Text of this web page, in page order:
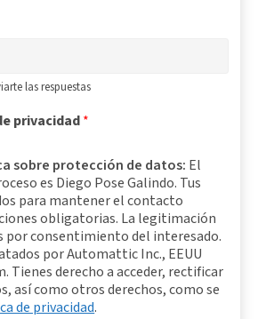
las respuestas
privacidad*
sobre protección de datos: El
es Diego Pose Galindo. Tus
para mantener el contacto
obligatorias. La legitimación
consentimiento del interesado.
por Automattic Inc., EEUU
Tienes derecho a acceder, rectificar
así como otros derechos, como se
de privacidad.